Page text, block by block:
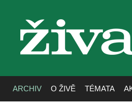
živa
ARCHIV O ŽIVĚ TÉMATA